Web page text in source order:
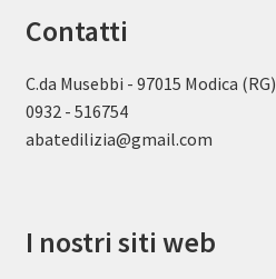
Contatti
C.da Musebbi - 97015 Modica (RG)
0932 - 516754
abatedilizia@gmail.com
I nostri siti web